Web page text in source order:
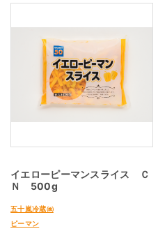
イエローピーマンスライス Ｃ
Ｎ 500g
五十嵐冷蔵㈱
ピーマン